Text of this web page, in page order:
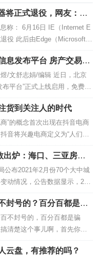
将正式退役，网友：考
称： 6月16日 IE（Internet E
役 此后由Edge（Microsoft E
软Edge浏览器官方微博） 消
分用户对于...
息发布平台 房产交易加
煜/文舒志娟/编辑 近日，北京
布平台”正式上线启用，免费、
点受关注。4月25日，大兴区
作人员向《财经》新媒体记
的房源已经通过住建委审
查封的房源。不过目前该平
货到关注人的时代
”的概念首次出现在抖音电商
音将兴趣电商定义为“人们对
消费者潜在购物兴趣，提升
”。也即“兴趣电商”从消费者
者的兴趣引发消费者的购买
传统电商时代相比，让品牌
出炉：海口、三亚房价
公布2021年2月份70个大中城
动情况，公告数据显示，2月
销售价格环比上涨0.6%，涨
分点，二手住宅销售价格环
个月扩大0.1个百分点；三亚
环比上涨0.2%，涨幅...
封号的？百分百都是骗
不封号的，百分百都是骗
清楚这个事儿啊，首先你要
么会封号。我们手机卡正常
号的，但是呢，我们开始封
云盘，有推荐的吗？